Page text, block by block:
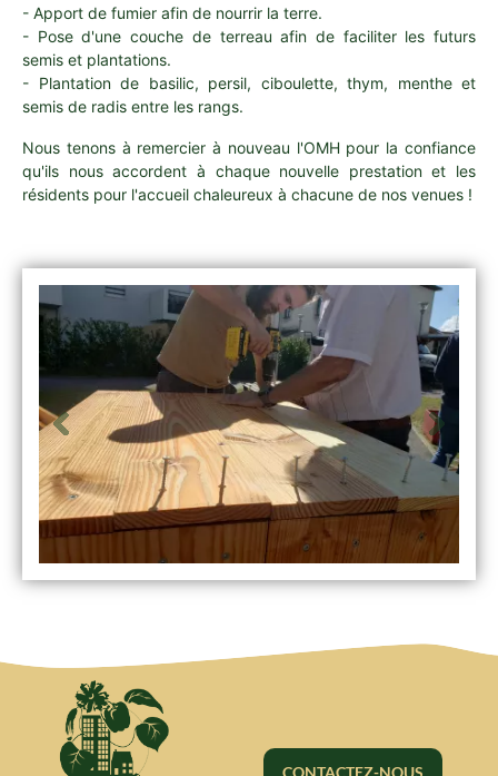
- Apport de fumier afin de nourrir la terre.
- Pose d'une couche de terreau afin de faciliter les futurs
semis et plantations.
- Plantation de basilic, persil, ciboulette, thym, menthe et
semis de radis entre les rangs.
Nous tenons à remercier à nouveau l'OMH pour la confiance
qu'ils nous accordent à chaque nouvelle prestation et les
résidents pour l'accueil chaleureux à chacune de nos venues !
CONTACTEZ-NOUS